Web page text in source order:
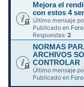
Mejora el
con estos 4
Último mensaje
Publicado en
Respuestas:2
NORMAS
ARCHIVOS
CONTROLAR
Último mensaje
Publicado en